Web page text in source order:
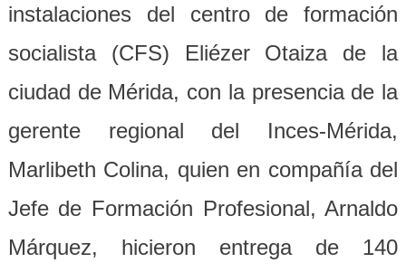
instalaciones del centro de formación
socialista (CFS) Eliézer Otaiza de la
ciudad de Mérida, con la presencia de la
gerente regional del Inces-Mérida,
Marlibeth Colina, quien en compañía del
Jefe de Formación Profesional, Arnaldo
Márquez, hicieron entrega de 140